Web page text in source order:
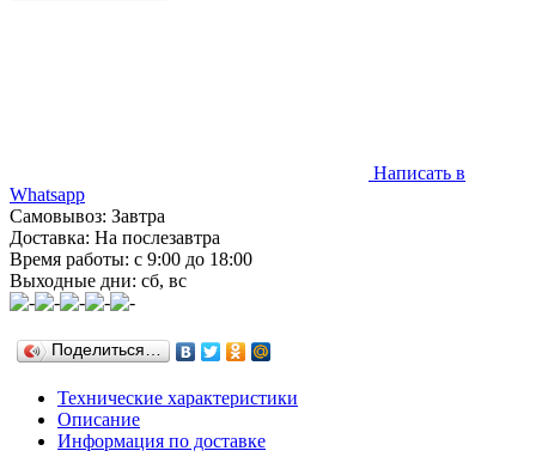
Написать в
Whatsapp
Самовывоз: Завтра
Доставка: На послезавтра
Время работы: с 9:00 до 18:00
Выходные дни: сб, вс
Поделиться…
Технические характеристики
Описание
Информация по доставке